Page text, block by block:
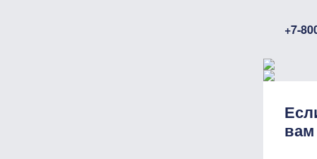
+7-
вам